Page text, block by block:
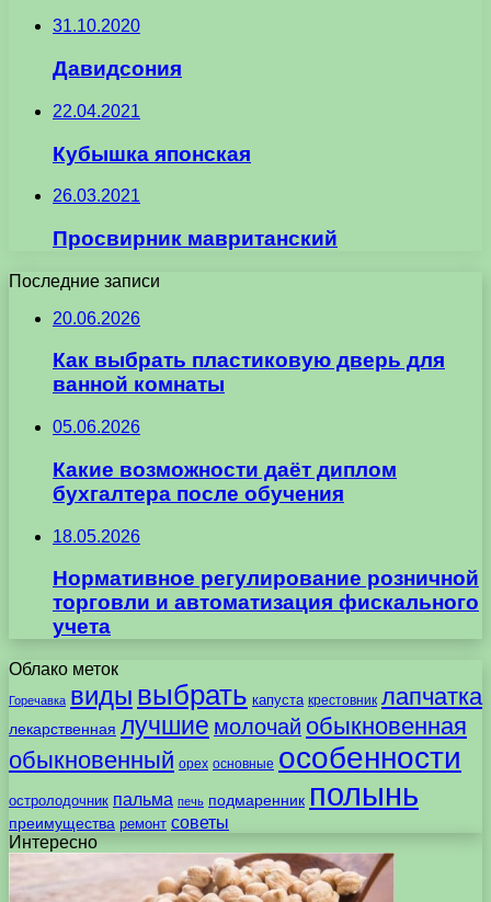
31.10.2020
Давидсония
22.04.2021
Кубышка японская
26.03.2021
Просвирник мавританский
Последние записи
20.06.2026
Как выбрать пластиковую дверь для
ванной комнаты
05.06.2026
Какие возможности даёт диплом
бухгалтера после обучения
18.05.2026
Нормативное регулирование розничной
торговли и автоматизация фискального
учета
Облако меток
Горечавка виды выбрать капуста крестовник лапчатка
лекарственная лучшие молочай обыкновенная
обыкновенный орех основные особенности
остролодочник пальма печь подмаренник полынь
преимущества ремонт советы
Интересно